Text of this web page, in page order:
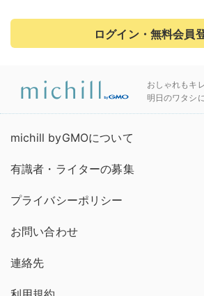
ログイン・無料会員
おしゃれもキ
明日のワタシ
michill byGMOについて
有識者・ライターの募集
プライバシーポリシー
お問い合わせ
連絡先